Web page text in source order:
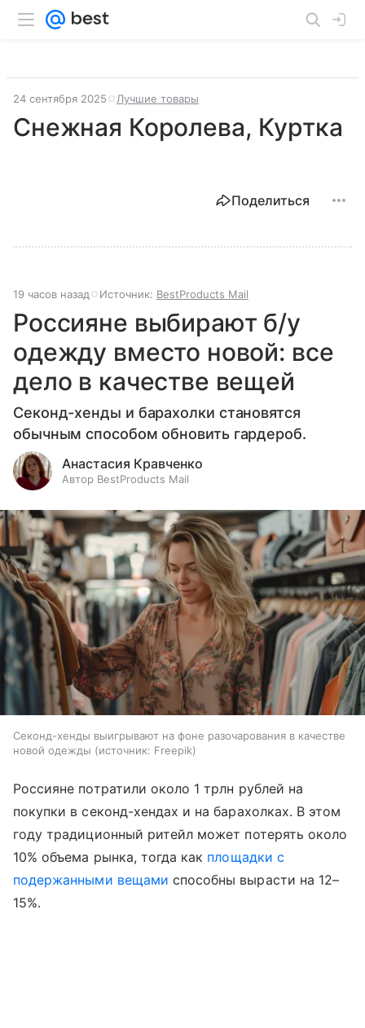
24 сентября 2025 Лучшие товары
Снежная Королева, Куртка
Поделиться
19 часов назад Источник: BestProducts Mail
Россияне выбирают б/у
одежду вместо новой: все
дело в качестве вещей
Секонд-хенды и барахолки становятся
обычным способом обновить гардероб.
Анастасия Кравченко
Автор BestProducts Mail
Секонд-хенды выигрывают на фоне разочарования в качестве
новой одежды
источник: Freepik
Россияне потратили около 1 трлн рублей на
покупки в секонд-хендах и на барахолках. В этом
году традиционный ритейл может потерять около
10% объема рынка, тогда как площадки с
подержанными вещами способны вырасти на 12–
15%.